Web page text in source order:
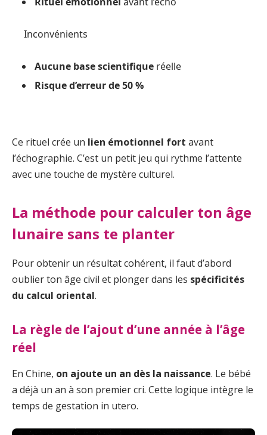
Inconvénients
Aucune base scientifique réelle
Risque d’erreur de 50 %
Ce rituel crée un lien émotionnel fort avant
l’échographie. C’est un petit jeu qui rythme l’attente
avec une touche de mystère culturel.
La méthode pour calculer ton âge
lunaire sans te planter
Pour obtenir un résultat cohérent, il faut d’abord
oublier ton âge civil et plonger dans les spécificités
du calcul oriental.
La règle de l’ajout d’une année à l’âge
réel
En Chine, on ajoute un an dès la naissance. Le bébé
a déjà un an à son premier cri. Cette logique intègre le
temps de gestation in utero.